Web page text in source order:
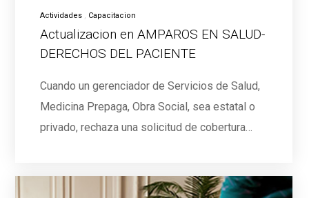
Actividades Capacitacion
Actualizacion en AMPAROS EN SALUD-
DERECHOS DEL PACIENTE
Cuando un gerenciador de Servicios de Salud,
Medicina Prepaga, Obra Social, sea estatal o
privado, rechaza una solicitud de cobertura…